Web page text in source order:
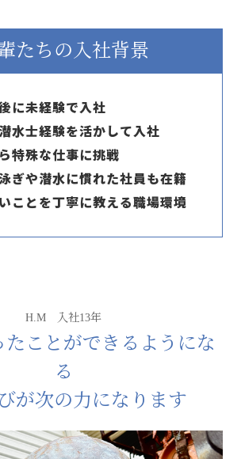
たちの入社背景
に未経験で入社
水士経験を活かして入社
特殊な仕事に挑戦
ぎや潜水に慣れた社員も在籍
ことを丁寧に教える職場環境
H.M 入社13年
たことができるようにな
る
が次の力になります